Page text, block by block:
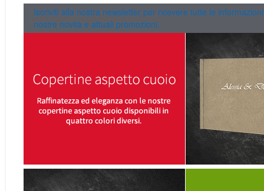
Iscriviti alla nostra newsletter per ricevere tutte le
nostre novità e attuali promozioni.